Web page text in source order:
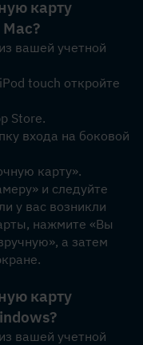
карту
вашей учетной
touch откройте
Store.
входа на боковой
карту».
и следуйте
у вас возникли
нажмите «Вы
а затем
карту
вашей учетной